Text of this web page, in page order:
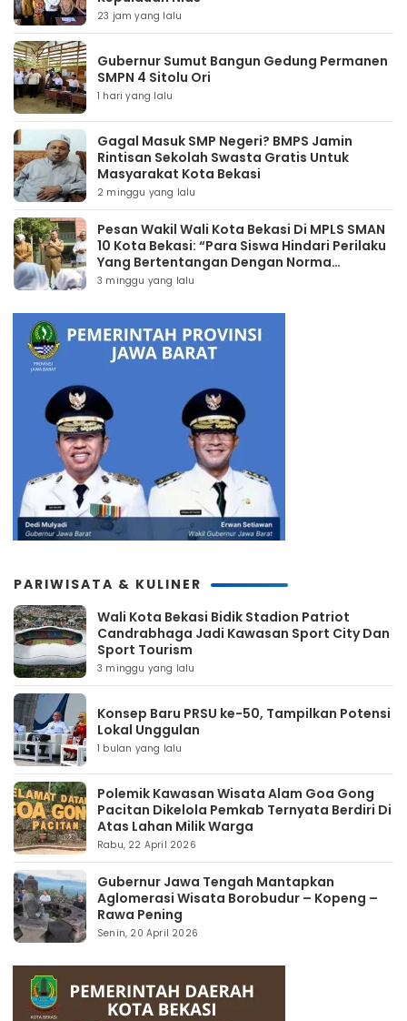
23 jam yang lalu
Gubernur Sumut Bangun Gedung Permanen
SMPN 4 Sitolu Ori
1 hari yang lalu
Gagal Masuk SMP Negeri? BMPS Jamin
Rintisan Sekolah Swasta Gratis Untuk
Masyarakat Kota Bekasi
2 minggu yang lalu
Pesan Wakil Wali Kota Bekasi Di MPLS SMAN
10 Kota Bekasi: “Para Siswa Hindari Perilaku
Yang Bertentangan Dengan Norma
Masyarakat Maupun Agama”
3 minggu yang lalu
PARIWISATA & KULINER
Wali Kota Bekasi Bidik Stadion Patriot
Candrabhaga Jadi Kawasan Sport City Dan
Sport Tourism
3 minggu yang lalu
Konsep Baru PRSU ke-50, Tampilkan Potensi
Lokal Unggulan
1 bulan yang lalu
Polemik Kawasan Wisata Alam Goa Gong
Pacitan Dikelola Pemkab Ternyata Berdiri Di
Atas Lahan Milik Warga
Rabu, 22 April 2026
Gubernur Jawa Tengah Mantapkan
Aglomerasi Wisata Borobudur – Kopeng –
Rawa Pening
Senin, 20 April 2026